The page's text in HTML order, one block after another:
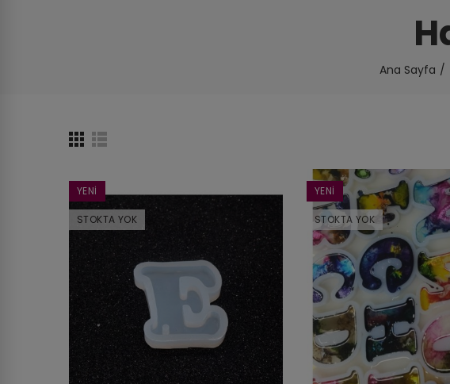
Ana Sayfa
YENI
STOKTA YOK
YENI
STOKTA YOK